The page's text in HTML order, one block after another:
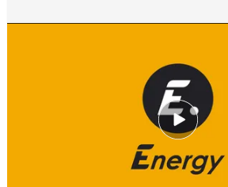
Los luchadores se someten a